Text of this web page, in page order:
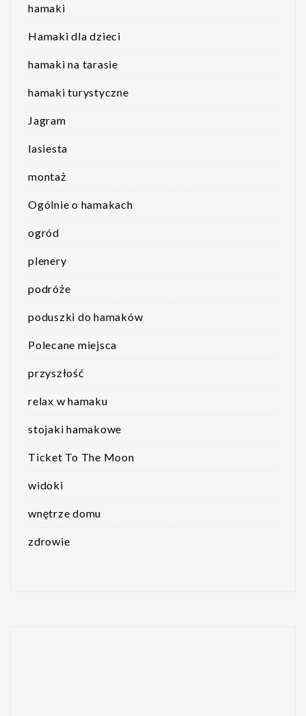
hamaki
Hamaki dla dzieci
hamaki na tarasie
hamaki turystyczne
Jagram
lasiesta
montaż
Ogólnie o hamakach
ogród
plenery
podróże
poduszki do hamaków
Polecane miejsca
przyszłość
relax w hamaku
stojaki hamakowe
Ticket To The Moon
widoki
wnętrze domu
zdrowie